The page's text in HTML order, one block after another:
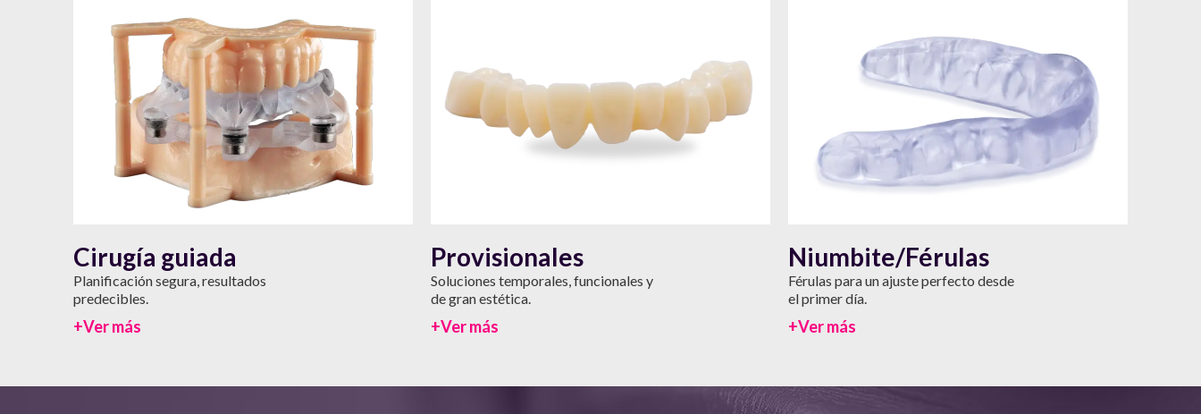
Cirugía guiada
Planificación segura, resultados
predecibles.
+Ver más
Provisionales
Soluciones temporales, funcionales y
de gran estética.
+Ver más
Niumbite/Férulas
Férulas para un ajuste perfecto desde
el primer día.
+Ver más